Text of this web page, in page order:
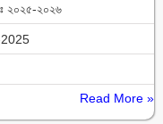
২০২৫-২০২৬
Read More »